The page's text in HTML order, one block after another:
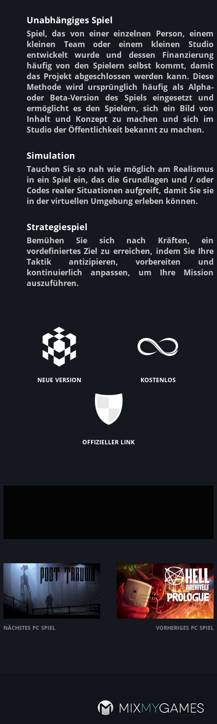
Unabhängiges Spiel
Spiel, das von einer einzelnen Person, einem
kleinen Team oder einem kleinen Studio
entwickelt wurde und dessen Finanzierung
häufig von den Spielern selbst kommt, damit
das Projekt abgeschlossen werden kann. Diese
Methode wird ursprünglich häufig als Alpha-
oder Beta-Version des Spiels eingesetzt und
ermöglicht es den Spielern, sich ein Bild von
Inhalt und Konzept zu machen und sich im
Studio der Öffentlichkeit bekannt zu machen.
Simulation
Tauchen Sie so nah wie möglich am Realismus
in ein Spiel ein, das die Grundlagen und / oder
Codes realer Situationen aufgreift, damit Sie sie
in der virtuellen Umgebung erleben können.
Strategiespiel
Bemühen Sie sich nach Kräften, ein
vordefiniertes Ziel zu erreichen, indem Sie Ihre
Taktik antizipieren, vorbereiten und
kontinuierlich anpassen, um Ihre Mission
auszuführen.
neue version kostenlos
offizieller link
nächstes pc spiel vorheriges pc spiel